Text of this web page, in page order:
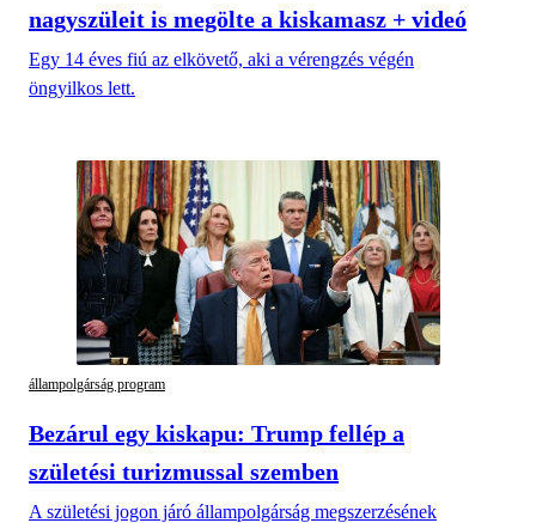
nagyszüleit is megölte a kiskamasz + videó
Egy 14 éves fiú az elkövető, aki a vérengzés végén
öngyilkos lett.
állampolgárság program
Bezárul egy kiskapu: Trump fellép a
születési turizmussal szemben
A születési jogon járó állampolgárság megszerzésének